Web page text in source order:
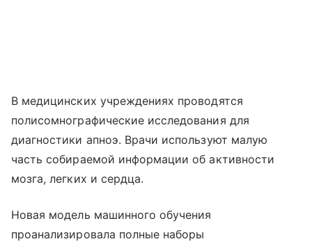
В медицинских учреждениях проводятся
полисомнографические исследования для
диагностики апноэ. Врачи используют малую
часть собираемой информации об активности
мозга, легких и сердца.
Новая модель машинного обучения
проанализировала полные наборы